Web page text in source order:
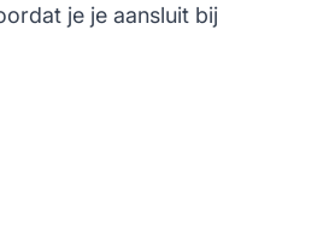
je je aansluit bij